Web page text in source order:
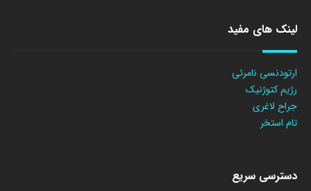
لینک های مفید
ارتودنسی نامرئی
رژیم کتوژنیک
جراح لاغری
تام استخر
دسترسی سریع